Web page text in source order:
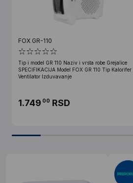
FOX GR-110
Tip i model GR 110 Naziv i vrsta robe Grejalice
SPECIFIKACIJA Model FOX GR 110 Tip Kalorifer
Ventilator Izduvavanje
1.749 00 RSD